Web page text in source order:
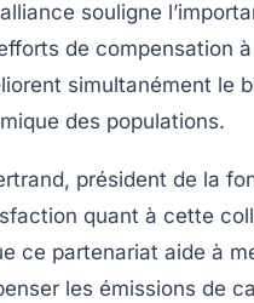
souligne
de compensation
simultanément le
des populations.
président de la
quant à cette
ce partenariat aide à
les émissions de